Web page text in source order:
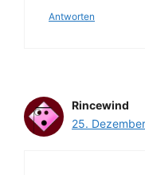
Antworten
Rincewind
25.